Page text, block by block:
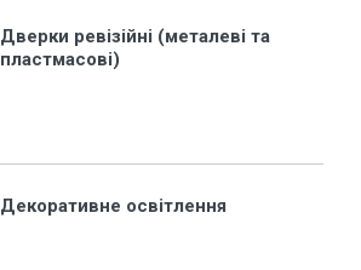
Дверки ревізійні (металеві та
пластмасові)
Декоративне освітлення